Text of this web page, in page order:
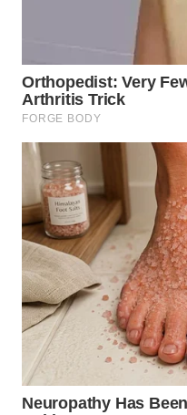
PAKPAK
WN
KARAWANG
WN
BEKASI
WN
BOGOR
WN
DEPOK
WN
TAPANULI